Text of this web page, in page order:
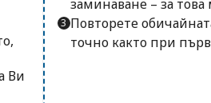
Ви
заминаване – за
Повторете
точно както при